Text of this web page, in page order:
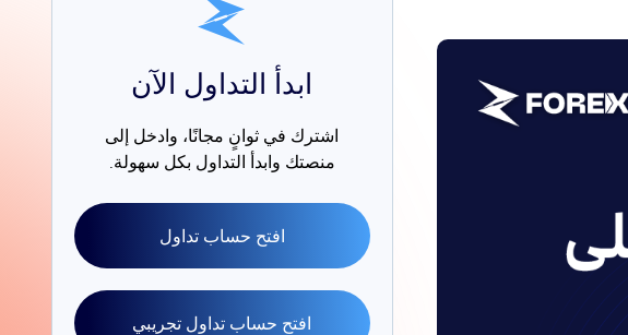
ابدأ التداول الآن
اشترك في ثوانٍ مجانًا، وادخل إلى
منصتك وابدأ التداول بكل سهولة.
افتح حساب تداول
افتح حساب تداول تجريبي